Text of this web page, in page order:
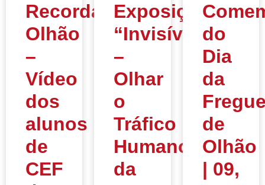
Recordar
Olhão
–
Vídeo
dos
alunos
de
CEF
Exposição
“Invisíveis
–
Olhar
o
Tráfico
Humano”
da
do
Dia
da
de
Olhão
| 09,